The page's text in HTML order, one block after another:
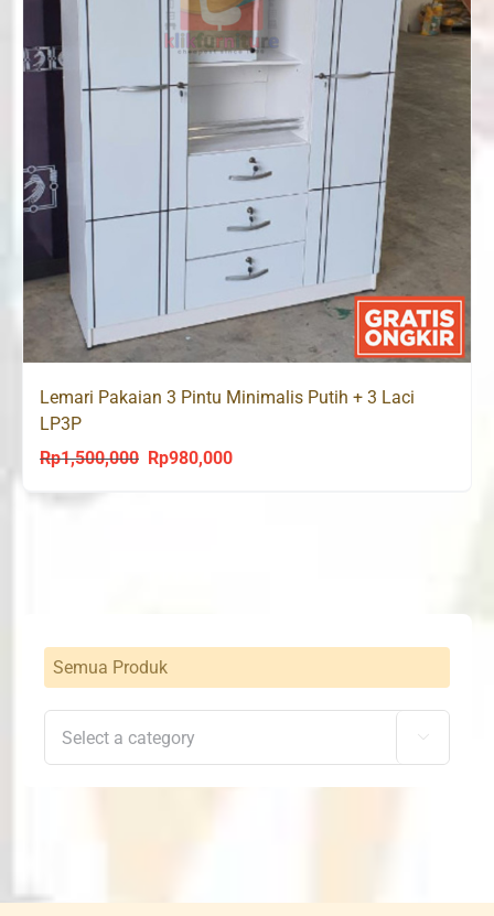
Lemari Pakaian 3 Pintu Minimalis Putih + 3 Laci
LP3P
Rp1,500,000
Original
Rp980,000Current
Semua Produk
